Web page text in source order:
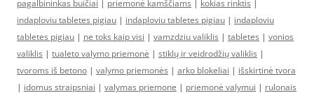
pagalbininkas buičiai | priemonė kamščiams | kokias rinktis |
indaploviu tabletes pigiau | indaploviu tabletes pigiau | indaploviu
tabletes pigiau | ne toks kaip visi | vamzdziu valiklis | tabletes | vonios
valiklis | tualeto valymo priemonė | stiklų ir veidrodžių valiklis |
tvoroms iš betono | valymo priemonės | arko blokeliai | išskirtinė tvora
| idomus straipsniai | valymas priemone | priemonė valymui | rulonais